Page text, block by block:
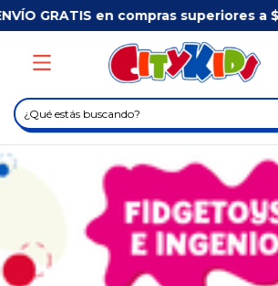
superiores a $33.000 en AMBA*